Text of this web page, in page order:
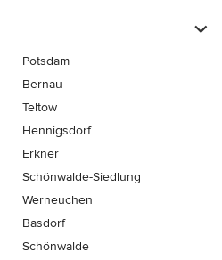
Potsdam
Bernau
Teltow
Hennigsdorf
Erkner
Schönwalde-Siedlung
Werneuchen
Basdorf
Schönwalde